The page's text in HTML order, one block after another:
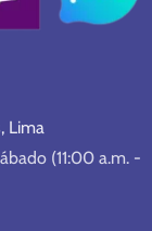
Lima
(11:00 a.m. -